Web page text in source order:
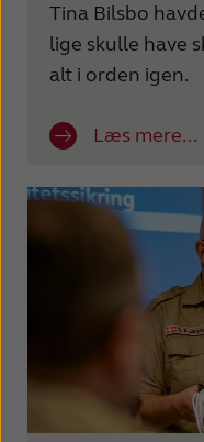
Tina Bilsbo
lige skulle have
alt i orden igen.
Læs mere...